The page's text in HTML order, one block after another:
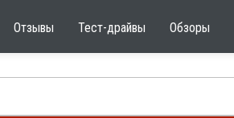
Отзывы Тест-драйвы Обзоры